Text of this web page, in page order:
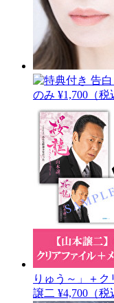
告白
のみ ¥1,700（税
りゅう～」＋ク
譲二 ¥4,700（税